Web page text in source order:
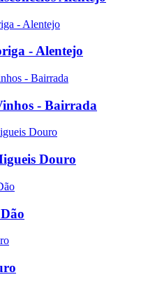
- Alentejo
- Bairrada
Douro